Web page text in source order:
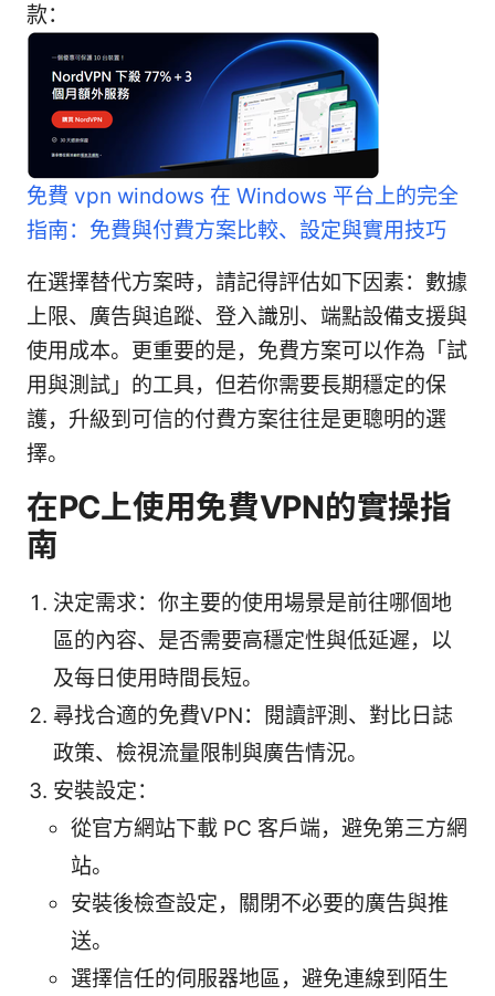
款：
免費 vpn windows 在 Windows 平台上的完全
指南：免費與付費方案比較、設定與實用技巧
在選擇替代方案時，請記得評估如下因素：數據
上限、廣告與追蹤、登入識別、端點設備支援與
使用成本。更重要的是，免費方案可以作為「試
用與測試」的工具，但若你需要長期穩定的保
護，升級到可信的付費方案往往是更聰明的選
擇。
在PC上使用免費VPN的實操指
南
決定需求：你主要的使用場景是前往哪個地
區的內容、是否需要高穩定性與低延遲，以
及每日使用時間長短。
尋找合適的免費VPN：閱讀評測、對比日誌
政策、檢視流量限制與廣告情況。
安裝設定：
從官方網站下載 PC 客戶端，避免第三方網
站。
安裝後檢查設定，關閉不必要的廣告與推
送。
選擇信任的伺服器地區，避免連線到陌生